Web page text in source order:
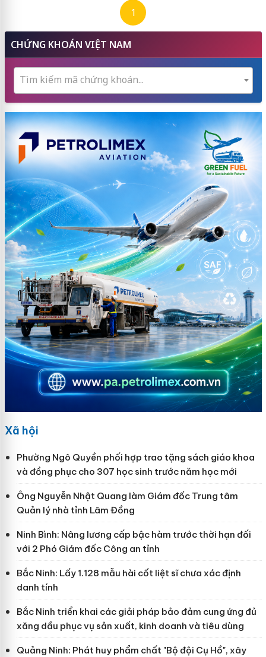
1
CHỨNG KHOÁN VIỆT NAM
Tìm kiếm mã chứng khoán...
Xã hội
Phường Ngô Quyền phối hợp trao tặng sách giáo khoa
và đồng phục cho 307 học sinh trước năm học mới
Ông Nguyễn Nhật Quang làm Giám đốc Trung tâm
Quản lý nhà tỉnh Lâm Đồng
Ninh Bình: Nâng lương cấp bậc hàm trước thời hạn đối
với 2 Phó Giám đốc Công an tỉnh
Bắc Ninh: Lấy 1.128 mẫu hài cốt liệt sĩ chưa xác định
danh tính
Bắc Ninh triển khai các giải pháp bảo đảm cung ứng đủ
xăng dầu phục vụ sản xuất, kinh doanh và tiêu dùng
Quảng Ninh: Phát huy phẩm chất "Bộ đội Cụ Hồ", xây